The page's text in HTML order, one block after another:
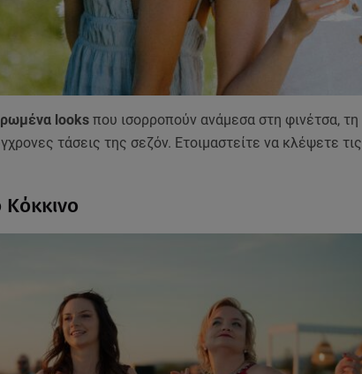
looks που ισορροπούν ανάμεσα στη φινέτσα, τη
τάσεις της σεζόν. Ετοιμαστείτε να κλέψετε τις